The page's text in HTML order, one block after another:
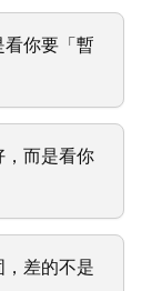
看你要「暫
，而是看你
，差的不是